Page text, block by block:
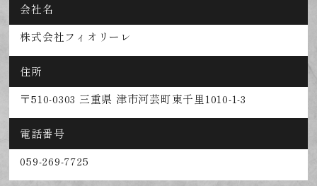
会社名
株式会社フィオリーレ
住所
〒510-0303 三重県 津市河芸町東千里1010-1-3
電話番号
059-269-7725